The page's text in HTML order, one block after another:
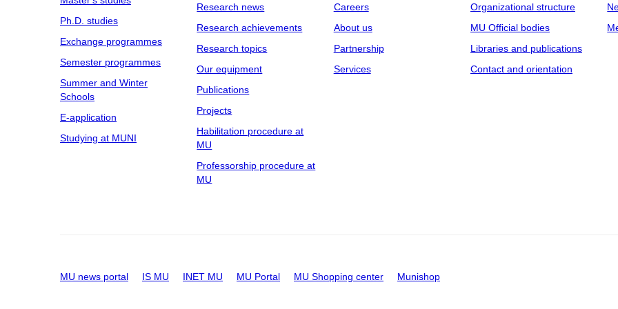
Ph.D. studies
Exchange programmes
Semester programmes
Summer and Winter
Schools
E-application
Studying at MUNI
Research news
Research achievements
Research topics
Our equipment
Publications
Projects
Habilitation procedure at
MU
Professorship procedure at
MU
Careers
About us
Partnership
Services
Organizational structure
MU Official bodies
Libraries and publications
Contact and orientation
MU news portal IS MU INET MU MU Portal MU Shopping center Munishop